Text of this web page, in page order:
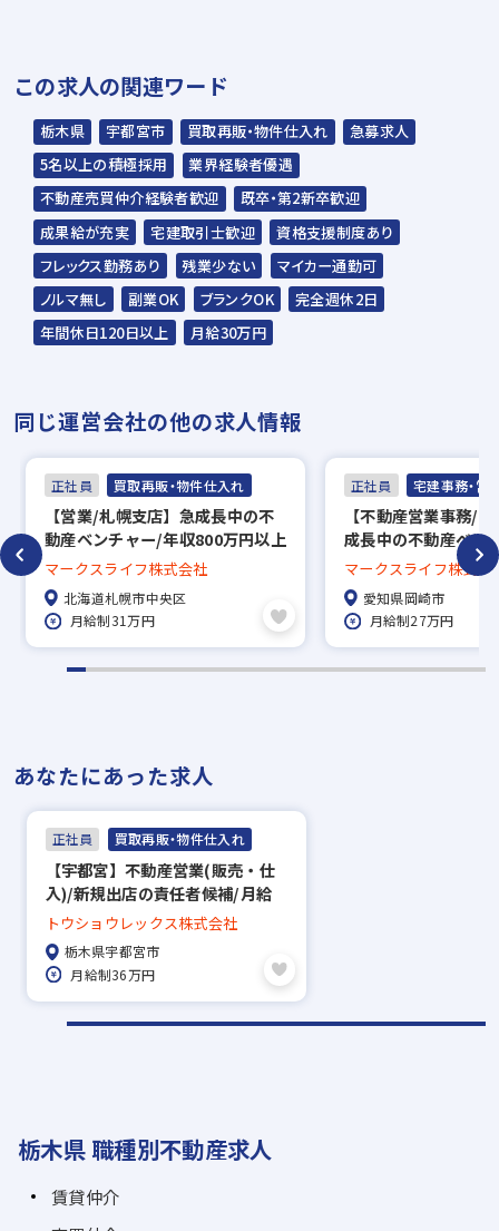
この求人の関連ワード
栃木県 宇都宮市 買取再販・物件仕入れ
急募求人
5名以上の積極採用
業界経験者優遇
不動産売買仲介経験者歓迎
既卒・第2新卒歓迎
成果給が充実
宅建取引士歓迎
資格支援制度あり
フレックス勤務あり
残業少ない
マイカー通勤可
ノルマ無し
副業OK ブランクOK
完全週休2日
年間休日120日以上
月給30万円
同じ運営会社の他の求人情報
正社員 買取再販・物件仕入れ
【営業/札幌支店】急成長中の不
動産ベンチャー/年収800万円以上
可能/働き方◎
マークスライフ株式会社
北海道札幌市中央区
月給制31万円
正社員 宅建事務・営
【不動産営業事務/
成長中の不動産ベン
週休2日制・フレッ
度あり！/働き方◎
マークスライフ株式会
愛知県岡崎市
月給制27万円
あなたにあった求人
正社員 買取再販・物件仕入れ
【宇都宮】不動産営業(販売・仕
入)/新規出店の責任者候補/月給
36万~/完全週休2日制・年間休日
130日
トウショウレックス株式会社
栃木県宇都宮市
月給制36万円
栃木県 職種別不動産求人
賃貸仲介